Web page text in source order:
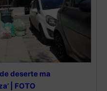
deserte ma
| FOTO